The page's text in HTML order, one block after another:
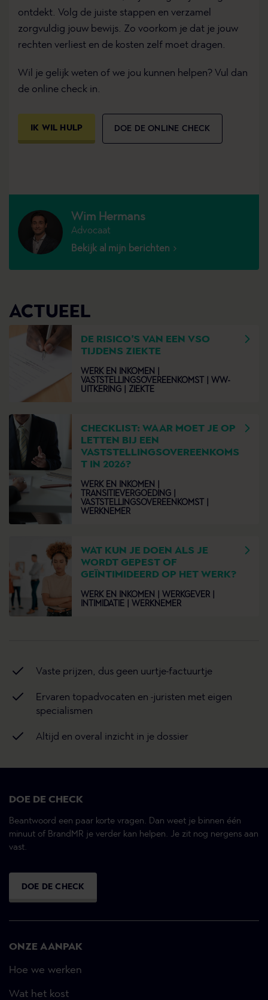
ontdekt. Volg de juiste stappen en verzamel
zorgvuldig jouw bewijs. Zo voorkom je dat je jouw
rechten verliest en de kosten zelf moet dragen.
Wil je gelijk weten of we jou kunnen helpen? Vul dan
de online check in.
IK WIL HULP DOE DE ONLINE CHECK
Wim Hermans
Advocaat
Bekijk al mijn berichten
ACTUEEL
DE RISICO’S VAN EEN VSO
TIJDENS ZIEKTE
WERK EN INKOMEN |
VASTSTELLINGSOVEREENKOMST | WW-
UITKERING | ZIEKTE
CHECKLIST: WAAR MOET JE OP
LETTEN BIJ EEN
VASTSTELLINGSOVEREENKOMS
T IN 2026?
WERK EN INKOMEN |
TRANSITIEVERGOEDING |
VASTSTELLINGSOVEREENKOMST |
WERKNEMER
WAT KUN JE DOEN ALS JE
WORDT GEPEST OF
GEÏNTIMIDEERD OP HET WERK?
WERK EN INKOMEN |
WERKGEVER |
INTIMIDATIE | WERKNEMER
Vaste prijzen, dus geen uurtje-factuurtje
Ervaren topadvocaten en -juristen met eigen
specialismen
Altijd en overal inzicht in je dossier
ONZE AANPAK
Hoe we werken
Wat het kost
DOE DE CHECK
Beantwoord een paar korte vragen. Dan weet je binnen één
minuut of BrandMR je verder kan helpen. Je zit nog nergens aan
vast.
DOE DE CHECK